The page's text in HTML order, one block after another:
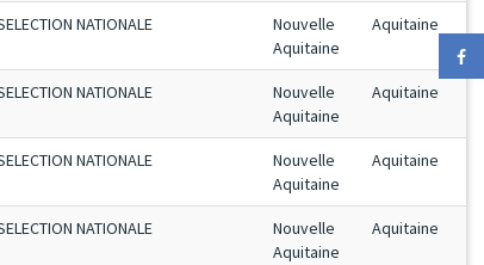
NATIONALE
Nouvelle
Aquitaine
Aquitaine
NATIONALE
Nouvelle
Aquitaine
Aquitaine
NATIONALE
Nouvelle
Aquitaine
Aquitaine
NATIONALE
Nouvelle
Aquitaine
Aquitaine